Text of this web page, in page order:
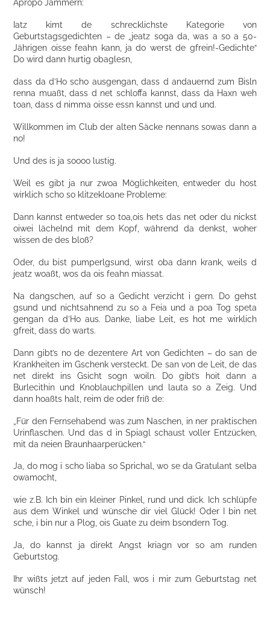
Apropo Jammern:
Iatz kimt de schrecklichste Kategorie von
Geburtstagsgedichten – de „jeatz soga da, was a so a 50-
Jährigen oisse feahn kann, ja do werst de gfrein!-Gedichte“
Do wird dann hurtig obaglesn,
dass da d’Ho scho ausgengan, dass d andauernd zum Bisln
renna muaßt, dass d net schloffa kannst, dass da Haxn weh
toan, dass d nimma oisse essn kannst und und und.
Willkommen im Club der alten Säcke nennans sowas dann a
no!
Und des is ja soooo lustig.
Weil es gibt ja nur zwoa Möglichkeiten, entweder du host
wirklich scho so klitzekloane Probleme:
Dann kannst entweder so toa,ois hets das net oder du nickst
oiwei lächelnd mit dem Kopf, während da denkst, woher
wissen de des bloß?
Oder, du bist pumperlgsund, wirst oba dann krank, weils d
jeatz woaßt, wos da ois feahn miassat.
Na dangschen, auf so a Gedicht verzicht i gern. Do gehst
gsund und nichtsahnend zu so a Feia und a poa Tog speta
gengan da d’Ho aus. Danke, liabe Leit, es hot me wirklich
gfreit, dass do warts.
Dann gibt’s no de dezentere Art von Gedichten – do san de
Krankheiten im Gschenk versteckt. De san von de Leit, de das
net direkt ins Gsicht sogn woiln. Do gibt’s hoit dann a
Burlecithin und Knoblauchpillen und lauta so a Zeig. Und
dann hoaßts halt, reim de oder friß de:
„Für den Fernsehabend was zum Naschen, in ner praktischen
Urinflaschen. Und das d in Spiagl schaust voller Entzücken,
mit da neien Braunhaarperücken.“
Ja, do mog i scho liaba so Sprichal, wo se da Gratulant selba
owamocht,
wie z.B. Ich bin ein kleiner Pinkel, rund und dick. Ich schlüpfe
aus dem Winkel und wünsche dir viel Glück! Oder I bin net
sche, i bin nur a Plog, ois Guate zu deim bsondern Tog.
Ja, do kannst ja direkt Angst kriagn vor so am runden
Geburtstog.
Ihr wißts jetzt auf jeden Fall, wos i mir zum Geburtstag net
wünsch!